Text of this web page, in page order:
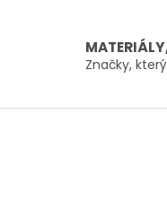
Značky,